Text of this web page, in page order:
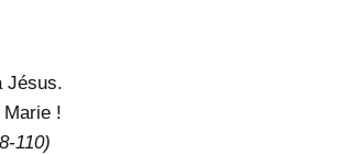
Jésus.
!
110)